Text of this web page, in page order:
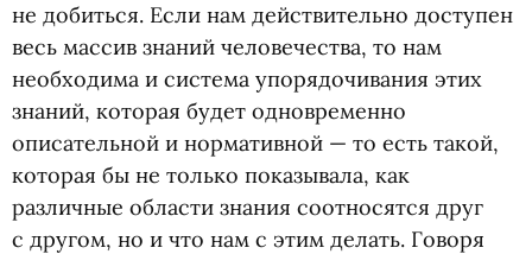
не добиться. Если нам действительно доступен
весь массив знаний человечества, то нам
необходима и система упорядочивания этих
знаний, которая будет одновременно
описательной и нормативной — то есть такой,
которая бы не только показывала, как
различные области знания соотносятся друг
с другом, но и что нам с этим делать. Говоря